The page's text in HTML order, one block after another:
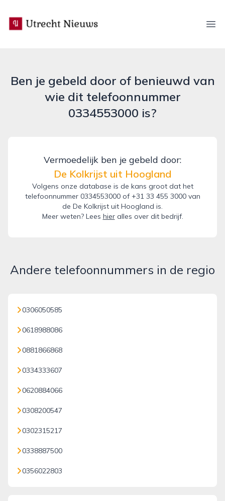
utrecht-nieuws.nl
Ben je gebeld door of benieuwd van
wie dit telefoonnummer
0334553000 is?
Vermoedelijk ben je gebeld door:
De Kolkrijst uit Hoogland
Volgens onze database is de kans groot dat het
telefoonnummer 0334553000 of +31 33 455 3000 van
de De Kolkrijst uit Hoogland is.
Meer weten? Lees hieralles over dit bedrijf.
Andere telefoonnummers in de regio
0306050585
0618988086
0881866868
0334333607
0620884066
0308200547
0302315217
0338887500
0356022803